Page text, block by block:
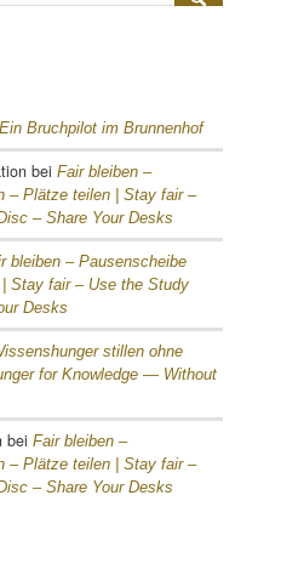
Ein Bruchpilot im Brunnenhof
bei Fair bleiben –
– Plätze teilen | Stay fair –
– Share Your Desks
bleiben – Pausenscheibe
Stay fair – Use the Study
Desks
stillen ohne
for Knowledge — Without
bei Fair bleiben –
– Plätze teilen | Stay fair –
– Share Your Desks